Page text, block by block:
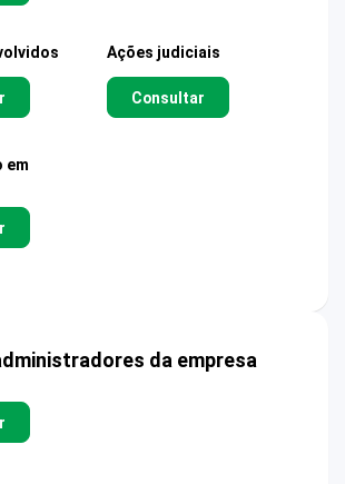
Ações judiciais
Consultar
em
da empresa